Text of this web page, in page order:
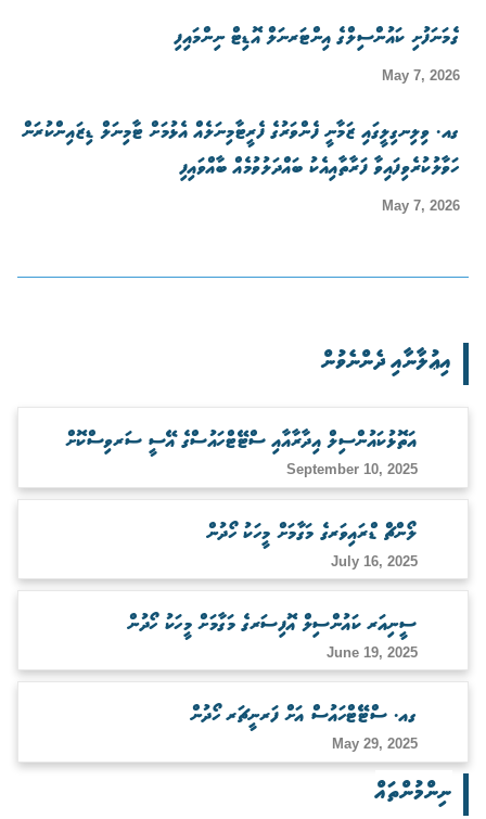
ގެމަނަފުށި ކައުންސިލްގެ އިންޓަރނަލް އޮޑިޓް ނިންމައިފި
May 7, 2026
ގއ. ވިލިނގިލީގައި ޒަމާނީ ފެންވަރުގެ ފެރީޓާމިނަލެއް އެޅުމަށް ޓާމިނަލް ޑިޒައިންކުރަން
ހަވާލުކުރެވިފައިވާ ފަރާތާއިއެކު ބައްދަލުވުމެއް ބާއްވައިފި
May 7, 2026
އިޢުލާނާއި ދެންނެވުން
އަތޮޅުކައުންސިލް އިދާރާއާއި ސްޓޭޓްހައުސްގެ އޭސީ ސަރވިސްކޮށް
ބަލަހައްޓާނެ ފަރާތެއް ހޯދުން
September 10, 2025
ލޯންޗް ޑްރައިވަރގެ މަގާމަށް މީހަކު ހޯދުން
July 16, 2025
ސީނިއަރ ކައުންސިލް އޮފިސަރގެ މަގާމަށް މީހަކު ހޯދުން
June 19, 2025
ގއ. ސްޓޭޓްހައުސް އަށް ފަރނީޗަރ ހޯދުން
May 29, 2025
ނިންމުންތައް